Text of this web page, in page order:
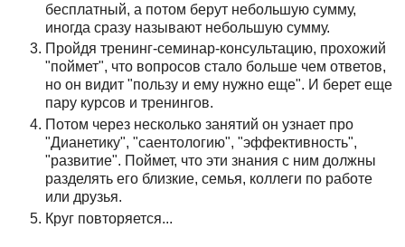
бесплатный, а потом берут небольшую сумму,
иногда сразу называют небольшую сумму.
Пройдя тренинг-семинар-консультацию, прохожий
"поймет", что вопросов стало больше чем ответов,
но он видит "пользу и ему нужно еще". И берет еще
пару курсов и тренингов.
Потом через несколько занятий он узнает про
"Дианетику", "саентологию", "эффективность",
"развитие". Поймет, что эти знания с ним должны
разделять его близкие, семья, коллеги по работе
или друзья.
Круг повторяется...